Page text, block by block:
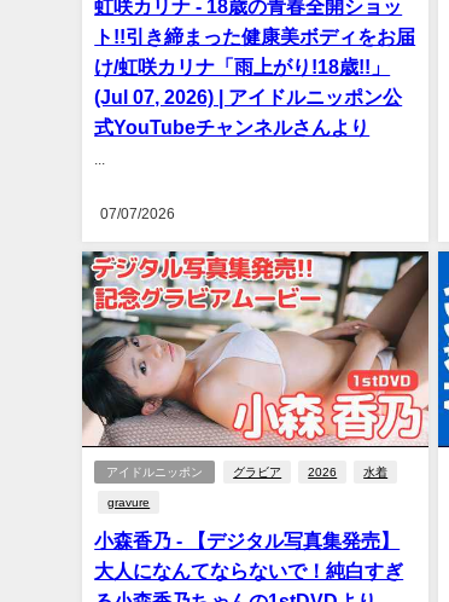
虹咲カリナ - 18歳の青春全開ショッ
ト!!引き締まった健康美ボディをお届
け/虹咲カリナ「雨上がり!18歳!!」
(Jul 07, 2026) | アイドルニッポン公
式YouTubeチャンネルさんより
07/07/2026
アイドルニッポン グラビア 2026 水着
gravure
小森香乃 - 【デジタル写真集発売】
大人になんてならないで！純白すぎ